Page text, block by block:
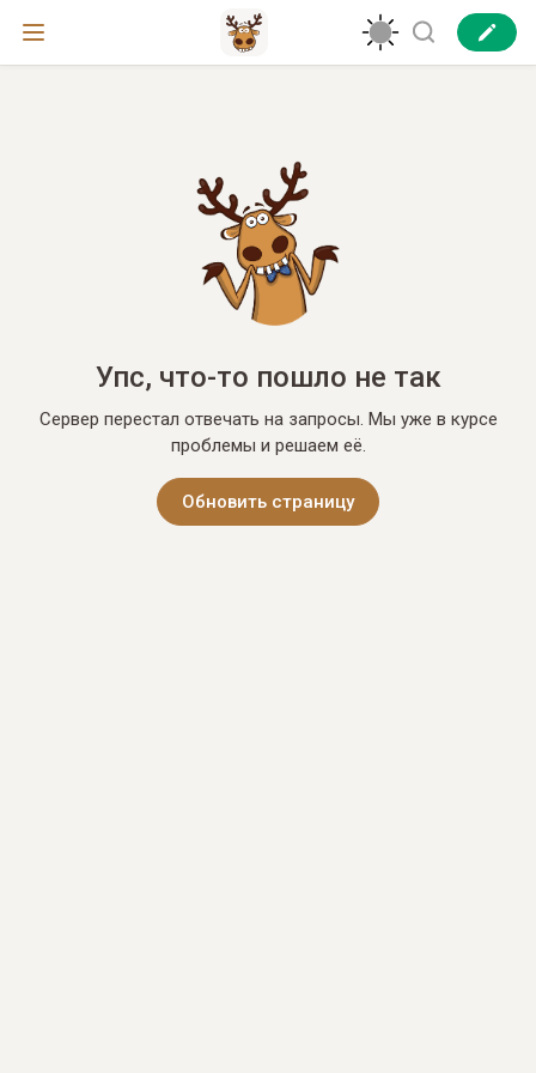
Упс, что-то пошло не так
Сервер перестал отвечать на запросы. Мы уже в курсе
проблемы и решаем её.
Обновить страницу